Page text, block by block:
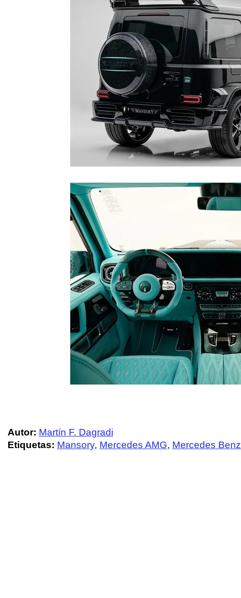
Autor: Martín F. Dagradi
Etiquetas: Mansory, Mercedes AMG, Mercedes Benz